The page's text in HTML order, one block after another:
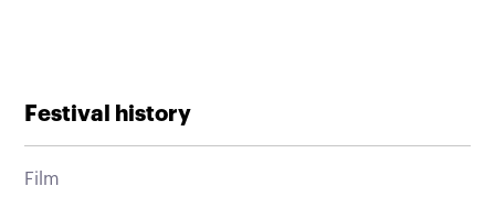
Festival history
Film